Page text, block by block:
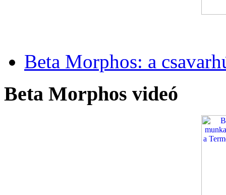
Beta Morphos: a
Beta Morphos videó